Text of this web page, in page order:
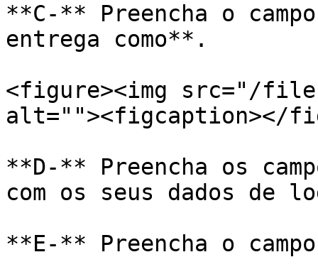
**C-** Preencha o
entrega como**.
<figure><img src="/
alt=""><figcaption></
**D-** Preencha os
com os seus dados de
**E-** Preencha o